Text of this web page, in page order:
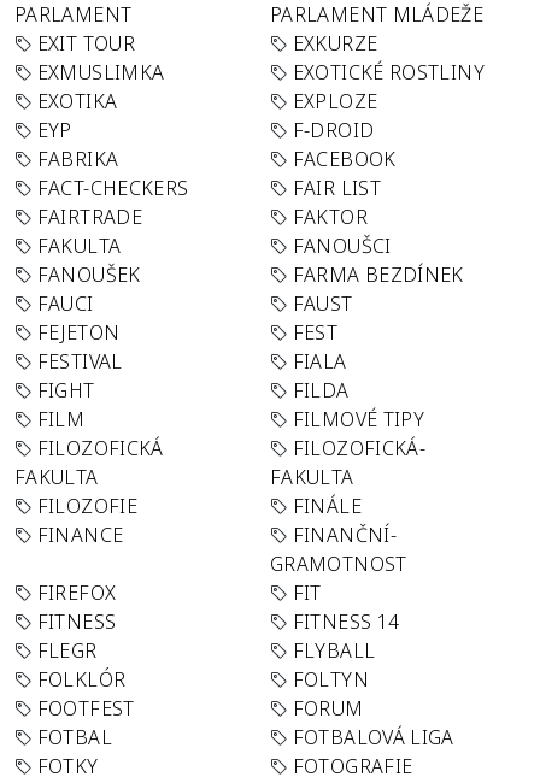
PARLAMENT
PARLAMENT MLÁDEŽE
EXIT TOUR
EXKURZE
EXMUSLIMKA
EXOTICKÉ ROSTLINY
EXOTIKA
EXPLOZE
EYP
F-DROID
FABRIKA
FACEBOOK
FACT-CHECKERS
FAIR LIST
FAIRTRADE
FAKTOR
FAKULTA
FANOUŠCI
FANOUŠEK
FARMA BEZDÍNEK
FAUCI
FAUST
FEJETON
FEST
FESTIVAL
FIALA
FIGHT
FILDA
FILM
FILMOVÉ TIPY
FILOZOFICKÁ
FAKULTA
FILOZOFICKÁ-
FAKULTA
FILOZOFIE
FINÁLE
FINANCE
FINANČNÍ-
GRAMOTNOST
FIREFOX
FIT
FITNESS
FITNESS 14
FLEGR
FLYBALL
FOLKLÓR
FOLTYN
FOOTFEST
FORUM
FOTBAL
FOTBALOVÁ LIGA
FOTKY
FOTOGRAFIE